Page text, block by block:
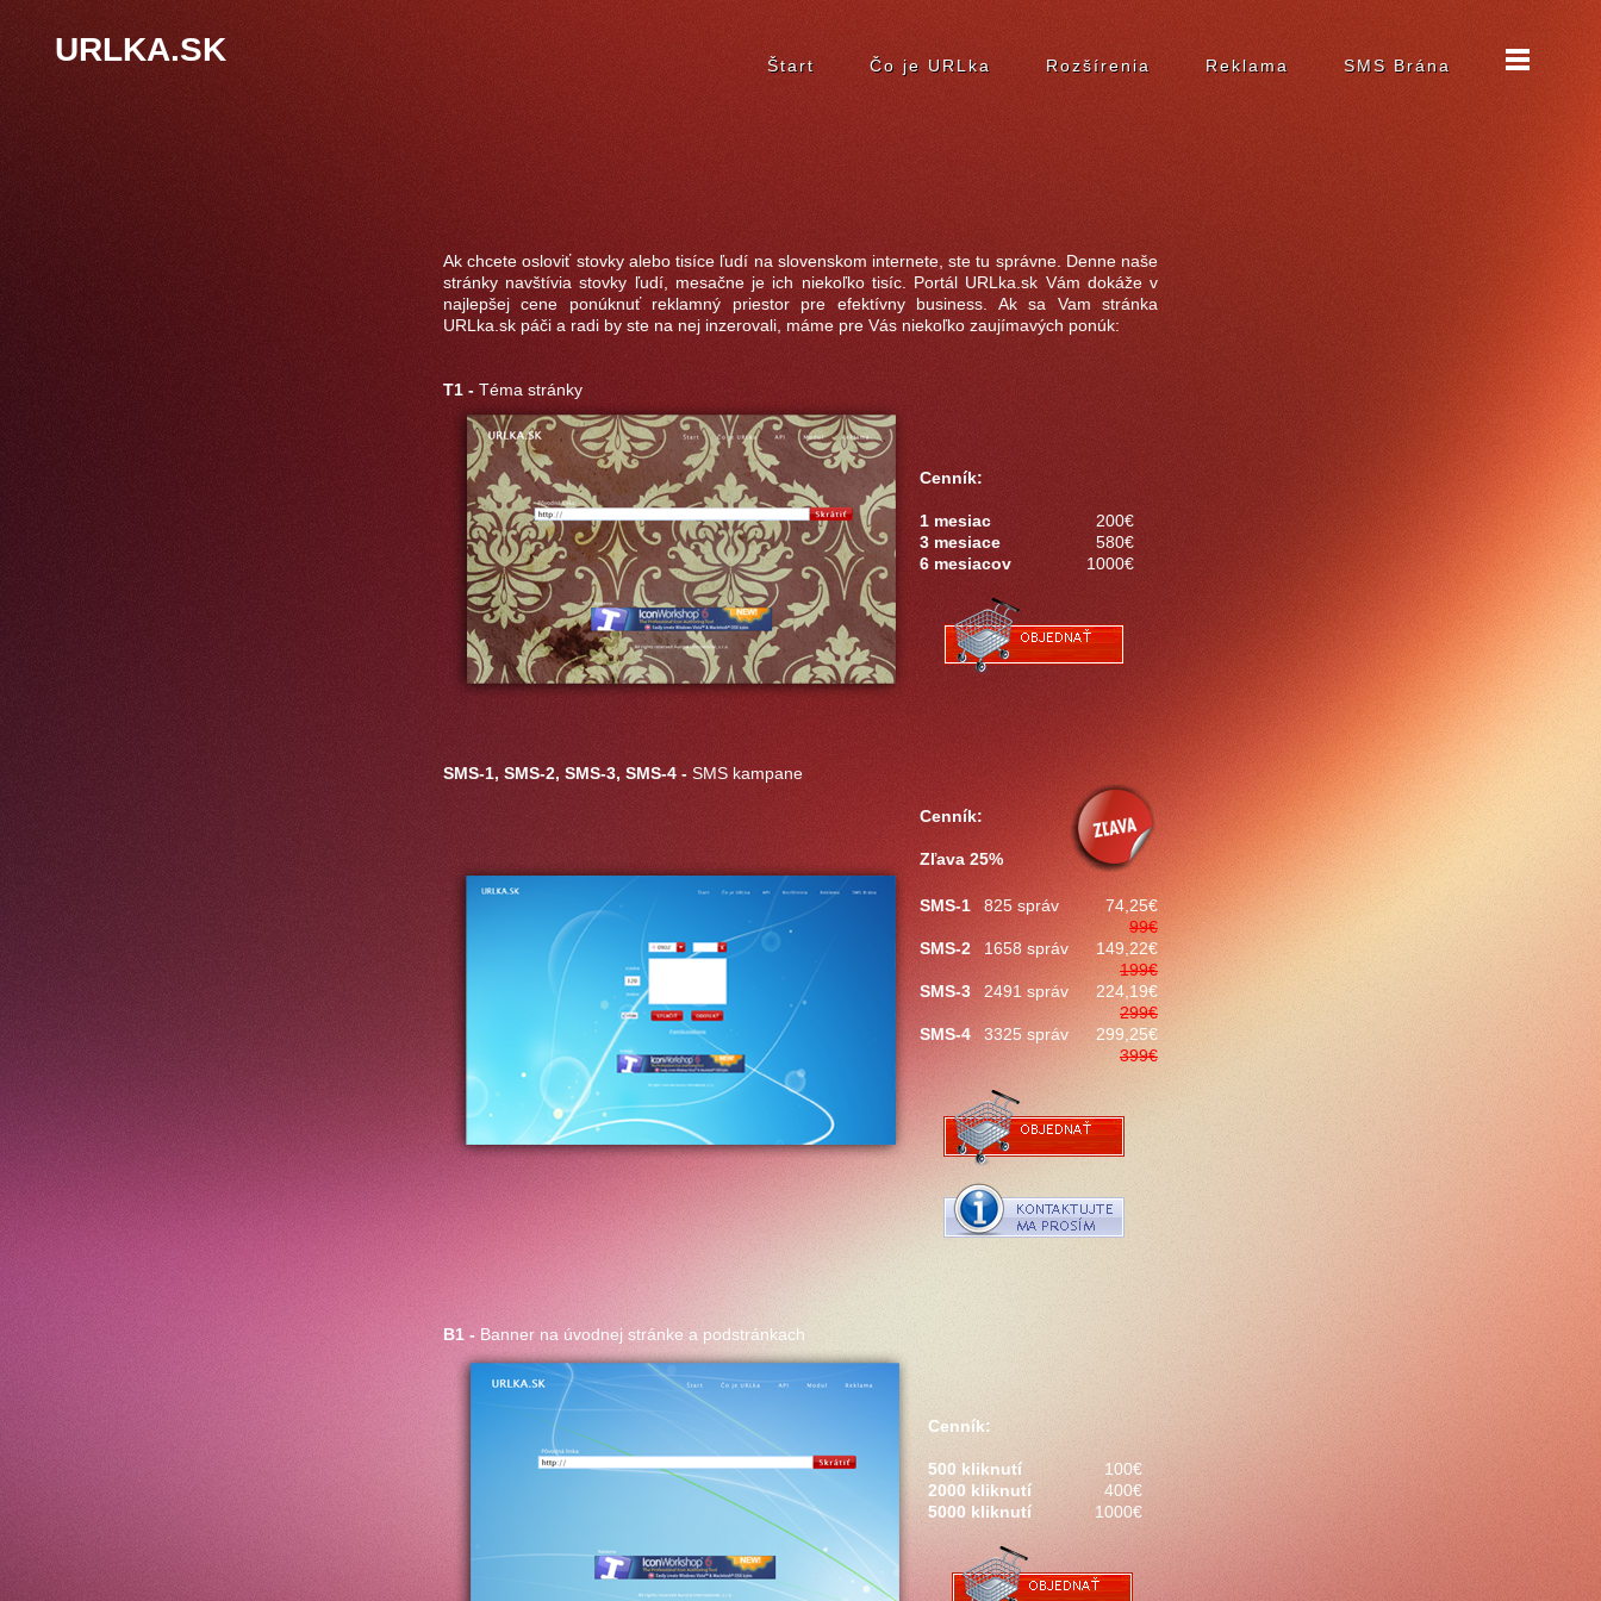
URLKA.SK Štart Čo je URLka Rozšírenia Reklama SMS Brána
Ak chcete osloviť stovky alebo tisíce ľudí na slovenskom internete, ste tu správne. Denne naše
stránky navštívia stovky ľudí, mesačne je ich niekoľko tisíc. Portál URLka.sk Vám dokáže v
najlepšej cene ponúknuť reklamný priestor pre efektívny business. Ak sa Vam stránka
URLka.sk páči a radi by ste na nej inzerovali, máme pre Vás niekoľko zaujímavých ponúk:
T1 - Téma stránky
Cenník:
1 mesiac
200€
3 mesiace
580€
6 mesiacov
1000€
SMS-1, SMS-2, SMS-3, SMS-4 - SMS kampane
Cenník:
Zľava 25%
SMS-1 825 správ
74,25€
99€
SMS-2
1658 správ
149,22€
199€
SMS-3
2491 správ
224,19€
299€
SMS-4
3325 správ
299,25€
399€
B1 - Banner na úvodnej stránke a podstránkach
Cenník:
500 kliknutí
100€
2000 kliknutí
400€
5000 kliknutí
1000€